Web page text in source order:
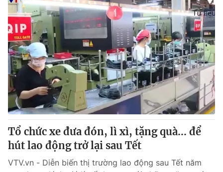
Tổ chức xe đưa đón, lì xì, tặng quà... để
hút lao động trở lại sau Tết
VTV.vn - Diễn biến thị trường lao động sau Tết năm